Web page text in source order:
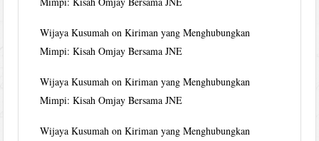
Wijaya Kusumah onKiriman yang Menghubungkan
Mimpi: Kisah Omjay Bersama JNE
Wijaya Kusumah onKiriman yang Menghubungkan
Mimpi: Kisah Omjay Bersama JNE
Wijaya Kusumah onKiriman yang Menghubungkan